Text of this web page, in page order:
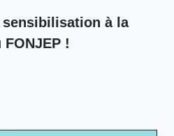
sensibilisation à la
!